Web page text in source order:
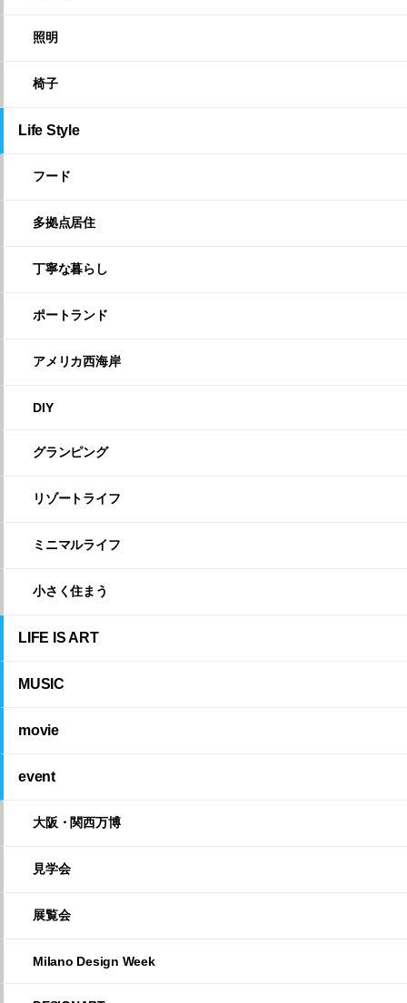
照明
椅子
Life Style
フード
多拠点居住
丁寧な暮らし
ポートランド
アメリカ西海岸
DIY
グランピング
リゾートライフ
ミニマルライフ
小さく住まう
LIFE IS ART
MUSIC
movie
event
大阪・関西万博
見学会
展覧会
Milano Design Week